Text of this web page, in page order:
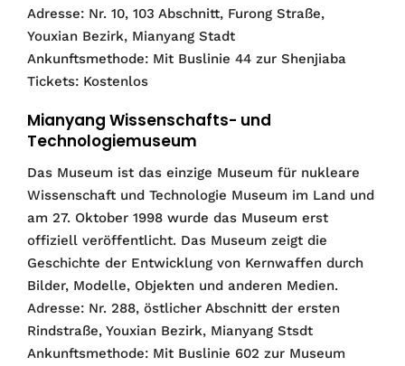
Adresse: Nr. 10, 103 Abschnitt, Furong Straße,
Youxian Bezirk, Mianyang Stadt
Ankunftsmethode: Mit Buslinie 44 zur Shenjiaba
Tickets: Kostenlos
Mianyang Wissenschafts- und
Technologiemuseum
Das Museum ist das einzige Museum für nukleare
Wissenschaft und Technologie Museum im Land und
am 27. Oktober 1998 wurde das Museum erst
offiziell veröffentlicht. Das Museum zeigt die
Geschichte der Entwicklung von Kernwaffen durch
Bilder, Modelle, Objekten und anderen Medien.
Adresse: Nr. 288, östlicher Abschnitt der ersten
Rindstraße, Youxian Bezirk, Mianyang Stsdt
Ankunftsmethode: Mit Buslinie 602 zur Museum